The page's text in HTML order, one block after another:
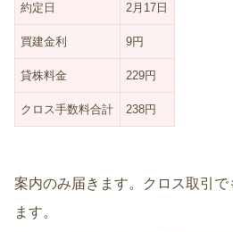
約定日 2月17日
買建金利 9円
貸株料金 229円
クロス手数料合計 238円
案内のみ届きます。クロス取引
ます。